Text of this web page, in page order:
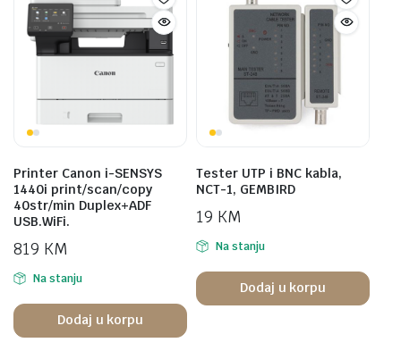
Printer Canon i-SENSYS
1440i print/scan/copy
40str/min Duplex+ADF
USB.WiFi.
819 KM
Na stanju
Dodaj u korpu
Tester UTP i BNC kabla,
NCT-1, GEMBIRD
19 KM
Na stanju
Dodaj u korpu